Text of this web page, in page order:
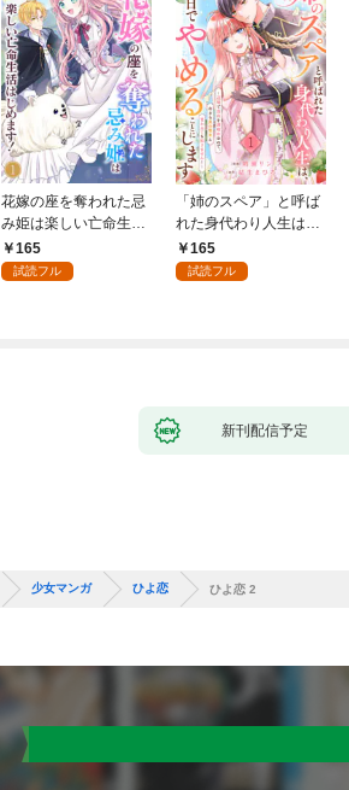
花嫁の座を奪われた忌
み姫は楽しい亡命生活
はじめます！１
165
試読フル
「姉のスペア」と呼ば
れた身代わり人生は、
今日でやめることにし
ます～辺境で自由を満
165
試読フル
新刊配信予定
少女マンガ ひよ恋 ひよ恋 2